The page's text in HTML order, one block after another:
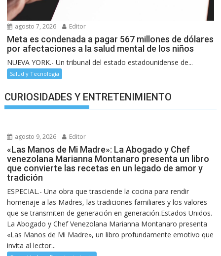
agosto 7, 2026 Editor
Meta es condenada a pagar 567 millones de dólares
por afectaciones a la salud mental de los niños
NUEVA YORK.- Un tribunal del estado estadounidense de...
Salud y Tecnología
CURIOSIDADES Y ENTRETENIMIENTO
agosto 9, 2026 Editor
«Las Manos de Mi Madre»: La Abogado y Chef
venezolana Marianna Montanaro presenta un libro
que convierte las recetas en un legado de amor y
tradición
ESPECIAL.- Una obra que trasciende la cocina para rendir
homenaje a las Madres, las tradiciones familiares y los valores
que se transmiten de generación en generación.Estados Unidos.
La Abogado y Chef Venezolana Marianna Montanaro presenta
«Las Manos de Mi Madre», un libro profundamente emotivo que
invita al lector...